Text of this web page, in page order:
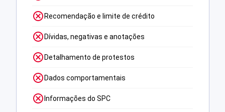
Recomendação e limite de crédito
Dívidas, negativas e anotações
Detalhamento de protestos
Dados comportamentais
Informações do SPC